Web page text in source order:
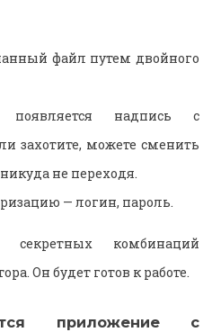
файл путем двойного
появляется надпись с
захотите, можете сменить
не переходя.
— логин, пароль.
секретных комбинаций
Он будет готов к работе.
приложение с